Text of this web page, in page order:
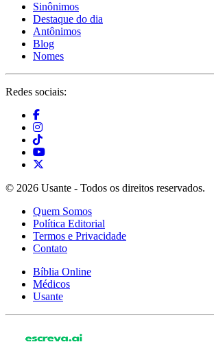
Sinônimos
Destaque do dia
Antônimos
Blog
Nomes
Redes sociais:
© 2026 Usante - Todos os direitos reservados.
Quem Somos
Política Editorial
Termos e Privacidade
Contato
Bíblia Online
Médicos
Usante